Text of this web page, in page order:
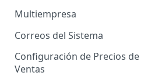
Administrador de Tablas para
Impuestos
Importador de Productos
Importador de Activos Fijos
Importador de Lista de Precios
Importador de Ajuste de
Usuarios Invitados
Perfil de Usuario
Cómo eliminar usuarios
Multiempresa
Correos del Sistema
Configuración de Precios de
Ventas